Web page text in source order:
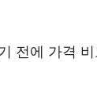
전에 가격